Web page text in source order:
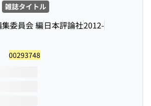
雑誌タイトル
委員会 編日本評論社2012-
00293748